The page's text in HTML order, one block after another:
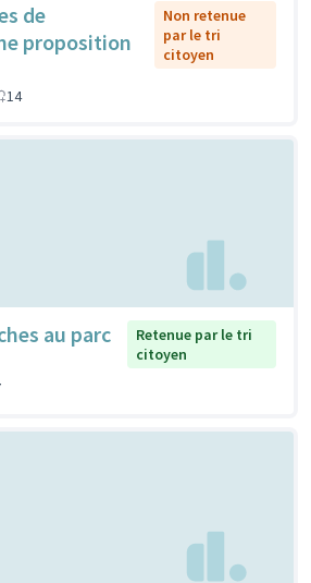
de
proposition
Non retenue
par le tri
citoyen
14
au parc
Retenue par le tri
citoyen